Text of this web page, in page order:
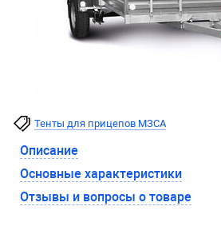
Тенты для прицепов МЗСА
Описание
Основные характеристики
Отзывы и вопросы о товаре